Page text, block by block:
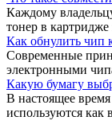
Каждому
тонер в
Как обнулить чип
Современные
электронными
Какую бумагу
В настоящее
используются как